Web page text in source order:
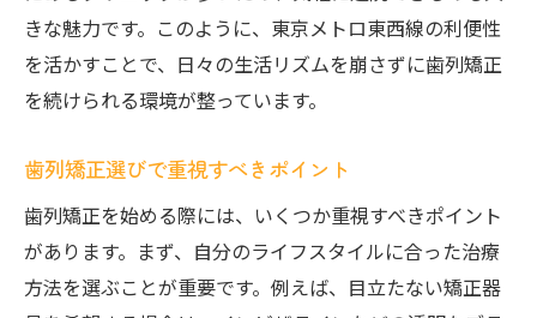
治療の流れを理解して安心！歯列矯正のステッ
プバイステップガイド
初回相談から治療開始までの流れ
治療中に気をつけたいポイント
矯正治療終了後のアフターケア
治療を円滑に進めるための情報収集
東京メトロ東西線沿線で受ける安心の治療
きな魅力です。このように、東京メトロ東西線の利便性
を活かすことで、日々の生活リズムを崩さずに歯列矯正
を続けられる環境が整っています。
歯列矯正選びで重視すべきポイント
歯列矯正を始める際には、いくつか重視すべきポイント
があります。まず、自分のライフスタイルに合った治療
方法を選ぶことが重要です。例えば、目立たない矯正器